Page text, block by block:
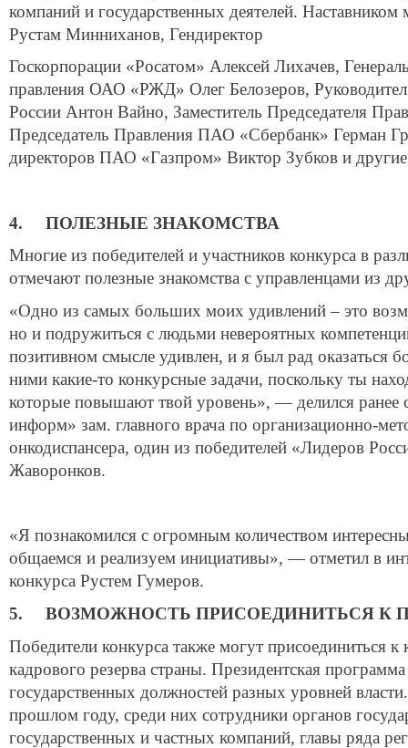
компаний и государственных деятелей. Наставником
Рустам Минниханов, Гендиректор
Госкорпорации «Росатом» Алексей Лихачев,
правления ОАО «РЖД» Олег Белозеров,
России Антон Вайно, Заместитель Председателя
Председатель Правления ПАО «Сбербанк» Герман
директоров ПАО «Газпром» Виктор Зубков и
4. ПОЛЕЗНЫЕ ЗНАКОМСТВА
Многие из победителей и участников конкурса в
отмечают полезные знакомства с управленцами из
«Одно из самых больших моих удивлений – это
но и подружиться с людьми невероятных
позитивном смысле удивлен, и я был рад оказаться
ними какие-то конкурсные задачи, поскольку ты
которые повышают твой уровень», — делился ранее
информ» зам. главного врача по организационно-
онкодиспансера, один из победителей «Лидеров
Жаворонков.
«Я познакомился с огромным количеством
общаемся и реализуем инициативы», — отметил в
конкурса Рустем Гумеров.
5. ВОЗМОЖНОСТЬ ПРИСОЕДИНИТЬСЯ К
Победители конкурса также могут присоединиться
кадрового резерва страны. Президентская
государственных должностей разных уровней
прошлом году, среди них сотрудники органов
государственных и частных компаний, главы ряда